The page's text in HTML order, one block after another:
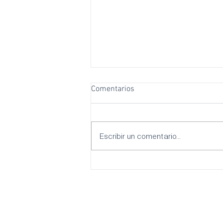
Comentarios
Escribir un comentario...